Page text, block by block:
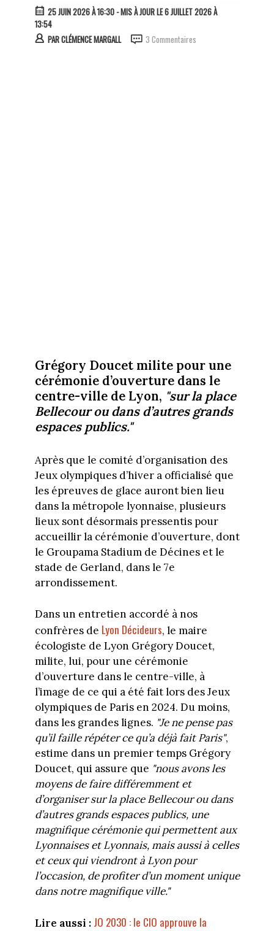
25 JUIN 2026 À 16:30- MIS À JOUR LE 6 JUILLET 2026 À
13:54
PARCLÉMENCE MARGALL 3 Commentaires
Grégory Doucet milite pour une
cérémonie d’ouverture dans le
centre-ville de Lyon, "sur la place
Bellecour ou dans d’autres grands
espaces publics."
Après que le comité d’organisation des
Jeux olympiques d’hiver a officialisé que
les épreuves de glace auront bien lieu
dans la métropole lyonnaise, plusieurs
lieux sont désormais pressentis pour
accueillir la cérémonie d’ouverture, dont
le Groupama Stadium de Décines et le
stade de Gerland, dans le 7e
arrondissement.
Dans un entretien accordé à nos
confrères de Lyon Décideurs, le maire
écologiste de Lyon Grégory Doucet,
milite, lui, pour une cérémonie
d’ouverture dans le centre-ville, à
l’image de ce qui a été fait lors des Jeux
olympiques de Paris en 2024. Du moins,
dans les grandes lignes. "Je ne pense pas
qu’il faille répéter ce qu’a déjà fait Paris",
estime dans un premier temps Grégory
Doucet, qui assure que "nous avons les
moyens de faire différemment et
d’organiser sur la place Bellecour ou dans
d’autres grands espaces publics, une
magnifique cérémonie qui permettent aux
Lyonnaises et Lyonnais, mais aussi à celles
et ceux qui viendront à Lyon pour
l’occasion, de profiter d’un moment unique
dans notre magnifique ville."
Lire aussi : JO 2030 : le CIO approuve la